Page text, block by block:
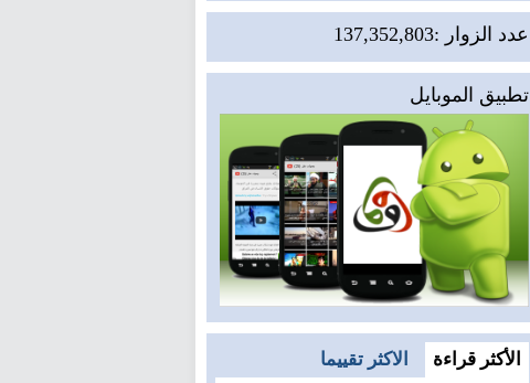
عدد الزوار :137,352,803
تطبيق الموبايل
الأكثر قراءة الاكثر تقييما